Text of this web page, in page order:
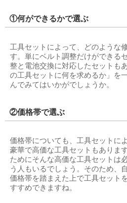
①何ができるかで選ぶ
工具セットによって、どのような
す。単にベルト調整だけができる
整と電池交換に対応したセットも
の工具セットに何を求めるか」を
んでみてはいかがでしょうか。
②価格帯で選ぶ
価格帯についても、工具セットに
豪華で高価な工具セットもありま
ためにそんな高価な工具セットは
う人もいるでしょう。そのため、
価格帯を踏まえた上で工具セット
すすめできますね。